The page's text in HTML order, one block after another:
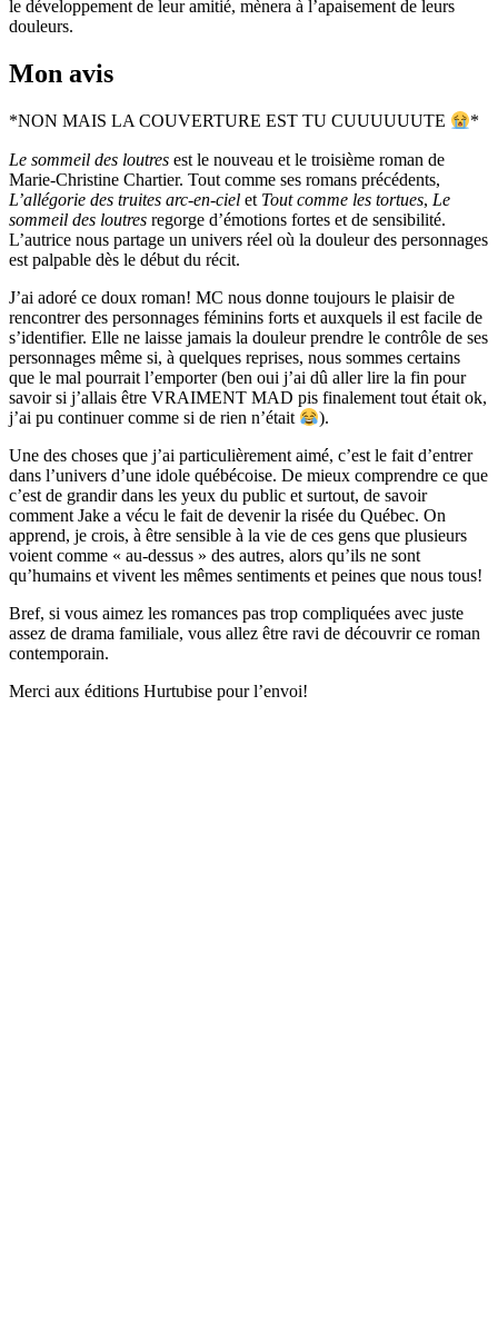
le développement de leur amitié, mènera à l’apaisement de leurs
douleurs.
Mon avis
*NON MAIS LA COUVERTURE EST TU CUUUUUUTE
*
Le sommeil des loutres est le nouveau et le troisième roman de
Marie-Christine Chartier. Tout comme ses romans précédents,
L’allégorie des truites arc-en-ciel et Tout comme les tortues, Le
sommeil des loutres regorge d’émotions fortes et de sensibilité.
L’autrice nous partage un univers réel où la douleur des personnages
est palpable dès le début du récit.
J’ai adoré ce doux roman! MC nous donne toujours le plaisir de
rencontrer des personnages féminins forts et auxquels il est facile de
s’identifier. Elle ne laisse jamais la douleur prendre le contrôle de ses
personnages même si, à quelques reprises, nous sommes certains
que le mal pourrait l’emporter (ben oui j’ai dû aller lire la fin pour
savoir si j’allais être VRAIMENT MAD pis finalement tout était ok,
j’ai pu continuer comme si de rien n’était
).
Une des choses que j’ai particulièrement aimé, c’est le fait d’entrer
dans l’univers d’une idole québécoise. De mieux comprendre ce que
c’est de grandir dans les yeux du public et surtout, de savoir
comment Jake a vécu le fait de devenir la risée du Québec. On
apprend, je crois, à être sensible à la vie de ces gens que plusieurs
voient comme « au-dessus » des autres, alors qu’ils ne sont
qu’humains et vivent les mêmes sentiments et peines que nous tous!
Bref, si vous aimez les romances pas trop compliquées avec juste
assez de drama familiale, vous allez être ravi de découvrir ce roman
contemporain.
Merci aux éditions Hurtubise pour l’envoi!